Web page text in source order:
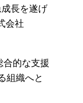
長を遂げ
会社
合的な支援
組織へと